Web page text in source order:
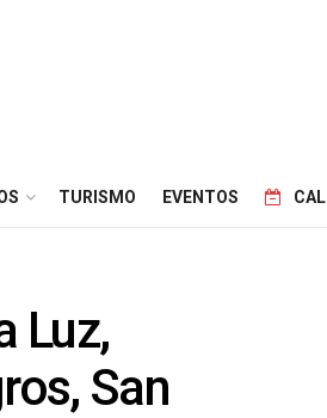
TURISMO EVENTOS
Luz,
San